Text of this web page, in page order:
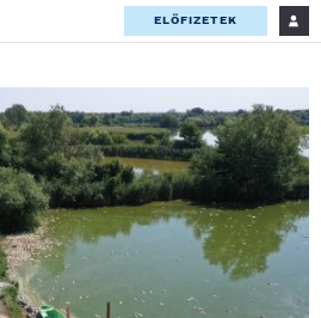
ELŐFIZETEK